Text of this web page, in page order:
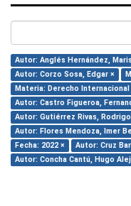
Autor: Anglés Hernández,
Autor: Corzo Sosa, Edgar ×
Materia: Derecho Internacional
Autor: Castro Figueroa,
Autor: Gutiérrez Rivas,
Autor: Flores Mendoza, Imer
Fecha: 2022 ×
Autor: Cruz
Autor: Concha Cantú, Hugo